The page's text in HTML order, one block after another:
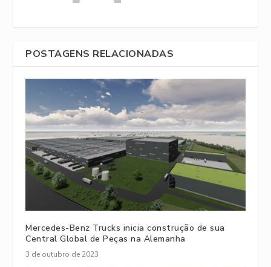
POSTAGENS RELACIONADAS
Mercedes-Benz Trucks inicia construção de sua
Central Global de Peças na Alemanha
3 de outubro de 2023